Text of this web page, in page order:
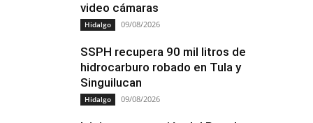
video cámaras
Hidalgo 09/08/2026
SSPH recupera 90 mil litros de
hidrocarburo robado en Tula y
Singuilucan
Hidalgo 09/08/2026